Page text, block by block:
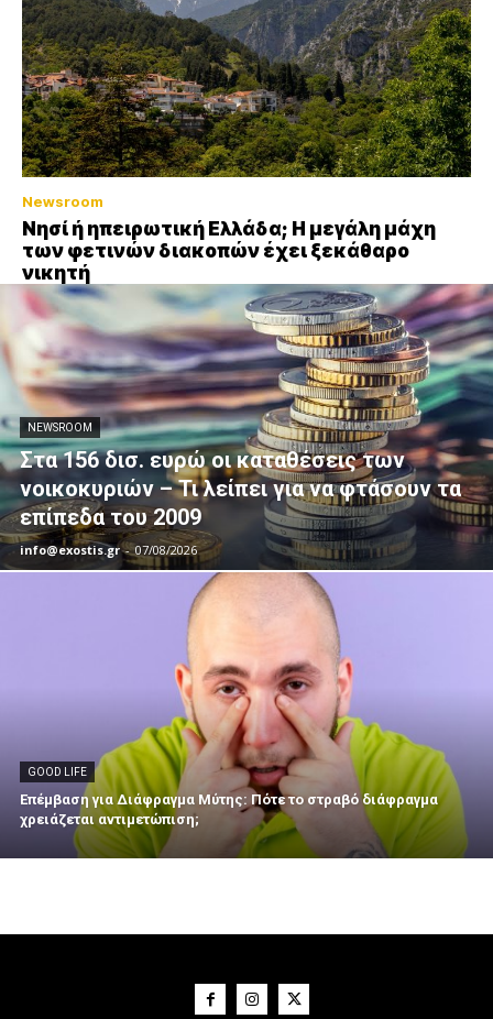
Newsroom
Νησί ή ηπειρωτική Ελλάδα; Η μεγάλη μάχη
των φετινών διακοπών έχει ξεκάθαρο
νικητή
NEWSROOM
Στα 156 δισ. ευρώ οι καταθέσεις των
νοικοκυριών – Τι λείπει για να φτάσουν τα
επίπεδα του 2009
info@exostis.gr - 07/08/2026
GOOD LIFE
Επέμβαση για Διάφραγμα Μύτης: Πότε το στραβό διάφραγμα
χρειάζεται αντιμετώπιση;